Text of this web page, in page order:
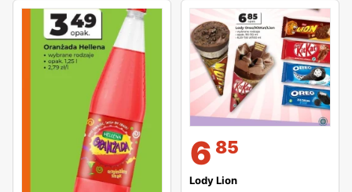
6 85
Lody Lion